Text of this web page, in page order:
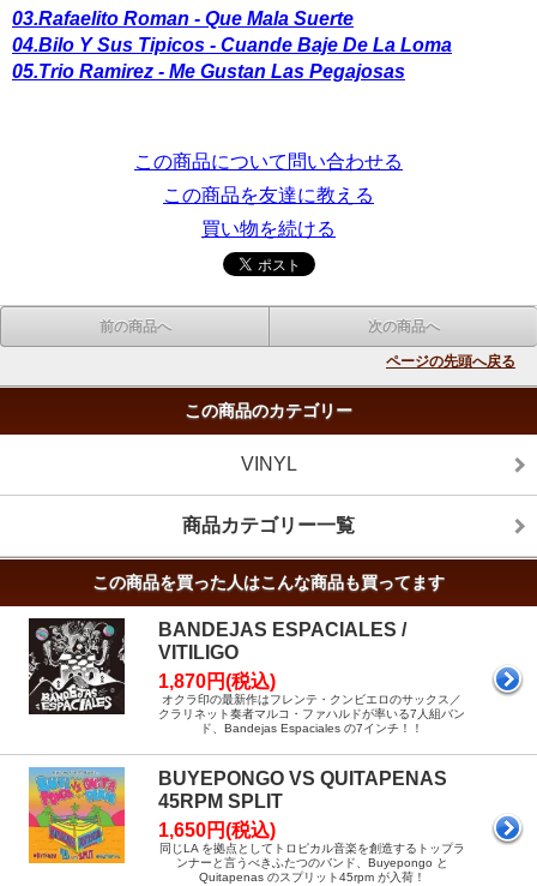
03.Rafaelito Roman - Que Mala Suerte
04.Bilo Y Sus Tipicos - Cuande Baje De La Loma
05.Trio Ramirez - Me Gustan Las Pegajosas
この商品について問い合わせる
この商品を友達に教える
買い物を続ける
前の商品へ 次の商品へ
ページの先頭へ戻る
この商品のカテゴリー
VINYL
商品カテゴリー一覧
この商品を買った人はこんな商品も買ってます
BANDEJAS ESPACIALES /
VITILIGO
1,870円(税込)
オクラ印の最新作はフレンテ・クンビエロのサックス／
クラリネット奏者マルコ・ファハルドが率いる7人組バン
ド、Bandejas Espaciales の7インチ！！
BUYEPONGO VS QUITAPENAS
45RPM SPLIT
1,650円(税込)
同じLA を拠点としてトロピカル音楽を創造するトップラ
ンナーと言うべきふたつのバンド、Buyepongo と
Quitapenas のスプリット45rpm が入荷！